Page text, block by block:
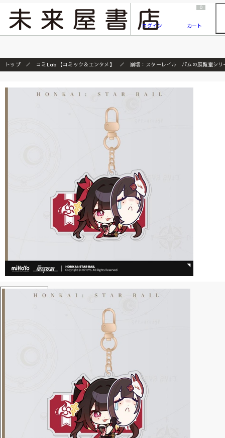
『ONE PIECE magazine 021 ONE PIECEカード付き同梱版』発売延期のご案内
ログイン
0
カート
トップ コミLab.【コミック＆エンタメ】 崩壊：スターレイル パムの展覧室シ